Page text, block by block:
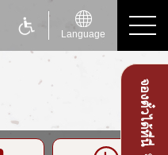
Language
จองตั๋วได้ที่นี่